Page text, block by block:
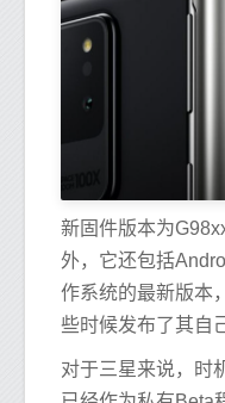
新固件版本为
外，它还包括
作系统的最新版本
些时候发布了其自
对于三星来说，时